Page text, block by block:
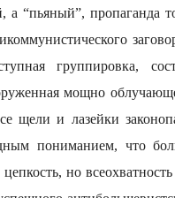
“пьяный”, пропаганда
группировка,
мощно
щели и лазейки
пониманием, что
но